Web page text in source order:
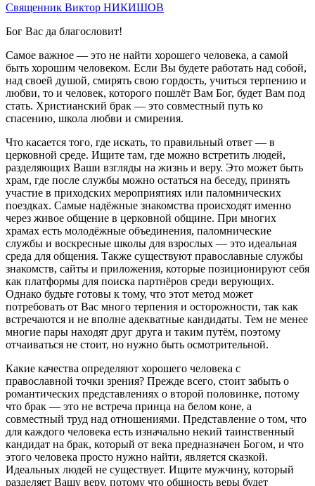
Священник Виктор НИКИШОВ
Бог Вас да благословит!
Самое важное — это не найти хорошего человека, а самой
быть хорошим человеком. Если Вы будете работать над собой,
над своей душой, смирять свою гордость, учиться терпению и
любви, то и человек, которого пошлёт Вам Бог, будет Вам под
стать. Христианский брак — это совместный путь ко
спасению, школа любви и смирения.
Что касается того, где искать, то правильный ответ — в
церковной среде. Ищите там, где можно встретить людей,
разделяющих Ваши взгляды на жизнь и веру. Это может быть
храм, где после службы можно остаться на беседу, принять
участие в приходских мероприятиях или паломнических
поездках. Самые надёжные знакомства происходят именно
через живое общение в церковной общине. При многих
храмах есть молодёжные объединения, паломнические
службы и воскресные школы для взрослых — это идеальная
среда для общения. Также существуют православные службы
знакомств, сайты и приложения, которые позиционируют себя
как платформы для поиска партнёров среди верующих.
Однако будьте готовы к тому, что этот метод может
потребовать от Вас много терпения и осторожности, так как
встречаются и не вполне адекватные кандидаты. Тем не менее
многие пары находят друг друга и таким путём, поэтому
отчаиваться не стоит, но нужно быть осмотрительной.
Какие качества определяют хорошего человека с
православной точки зрения? Прежде всего, стоит забыть о
романтических представлениях о второй половинке, потому
что брак — это не встреча принца на белом коне, а
совместный труд над отношениями. Представление о том, что
для каждого человека есть изначально некий таинственный
кандидат на брак, который от века предназначен Богом, и что
этого человека просто нужно найти, является сказкой.
Идеальных людей не существует. Ищите мужчину, который
разделяет Вашу веру, потому что общность веры будет